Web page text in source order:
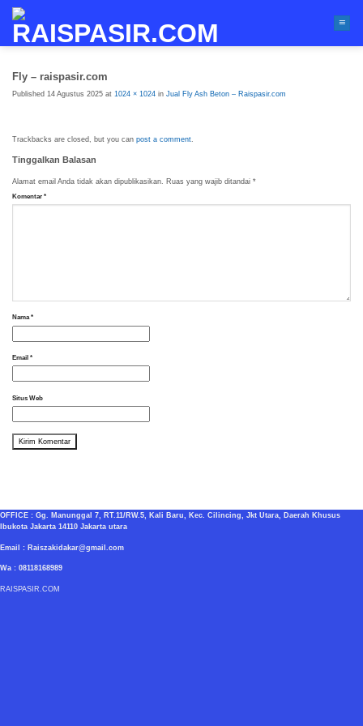
content
Fly – raispasir.com
Published 14 Agustus 2025 at 1024 × 1024 in Jual Fly Ash Beton – Raispasir.com
Trackbacks are closed, but you can post a comment
Tinggalkan Balasan
Alamat email Anda tidak akan dipublikasikan. Ruas yang wajib ditandai *
Komentar *
Nama*
Email *
Situs Web
OFFICE : Gg. Manunggal 7, RT.11/RW.5, Kali Baru, Kec. Cilincing, Jkt Utara, Daerah Khusus
Ibukota Jakarta 14110 Jakarta utara
Email : Raiszakidakar@gmail.com
Wa : 08118168989
RAISPASIR.COM